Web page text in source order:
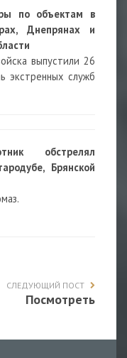
по объектам в
Днепрянах и
выпустили 26
экстренных служб
обстрелял
Брянской
СЛЕДУЮЩИЙ ПОСТ
Посмотреть